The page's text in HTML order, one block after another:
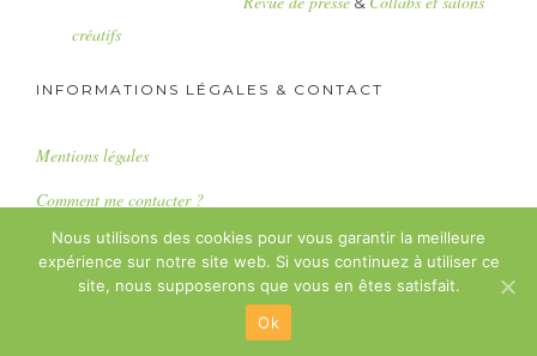
créatifs
INFORMATIONS LÉGALES & CONTACT
Mentions légales
Comment me contacter ?
Copyright : Alice Balice SASU
Nous utilisons des cookies pour vous garantir la meilleure
expérience sur notre site web. Si vous continuez à utiliser ce
site, nous supposerons que vous en êtes satisfait.
Ok